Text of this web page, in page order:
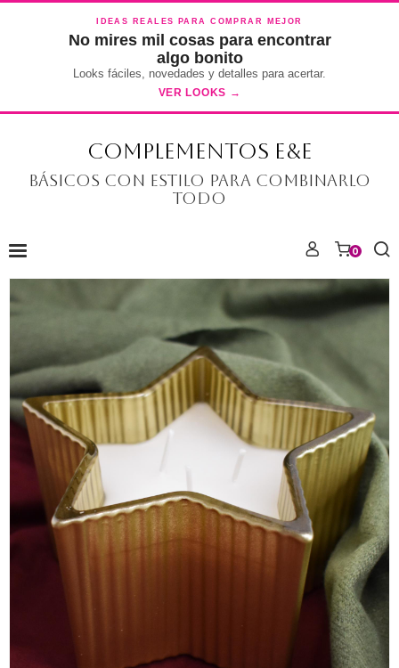
IDEAS REALES PARA COMPRAR MEJOR
No mires mil cosas para encontrar
algo bonito
Looks fáciles, novedades y detalles para acertar.
VER LOOKS →
COMPLEMENTOS E&E
Básicos con estilo para combinarlo
todo
0